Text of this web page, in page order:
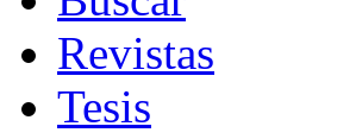
Revistas
Tesis